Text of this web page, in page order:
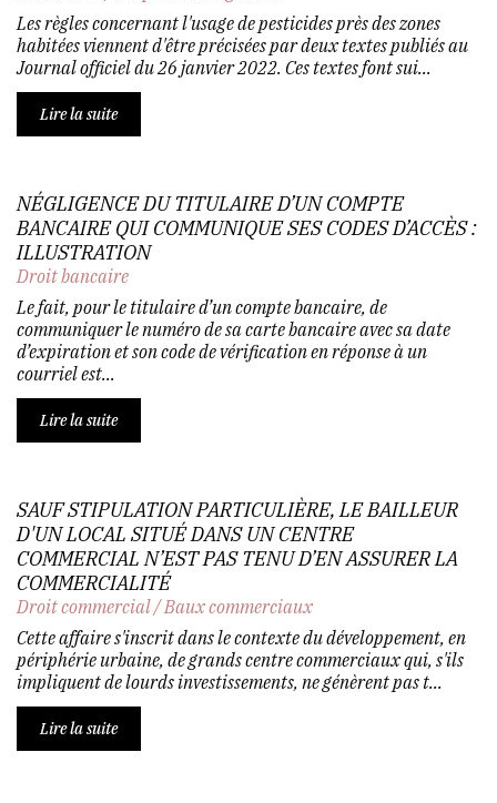
Les règles concernant l'usage de pesticides près des zones
habitées viennent d'être précisées par deux textes publiés au
Journal officiel du 26 janvier 2022. Ces textes font sui...
Lire la suite
NÉGLIGENCE DU TITULAIRE D’UN COMPTE
BANCAIRE QUI COMMUNIQUE SES CODES D’ACCÈS :
ILLUSTRATION
Droit bancaire
Le fait, pour le titulaire d’un compte bancaire, de
communiquer le numéro de sa carte bancaire avec sa date
d’expiration et son code de vérification en réponse à un
courriel est...
Lire la suite
SAUF STIPULATION PARTICULIÈRE, LE BAILLEUR
D'UN LOCAL SITUÉ DANS UN CENTRE
COMMERCIAL N’EST PAS TENU D’EN ASSURER LA
COMMERCIALITÉ
Droit commercial/Baux commerciaux
Cette affaire s'inscrit dans le contexte du développement, en
périphérie urbaine, de grands centre commerciaux qui, s'ils
impliquent de lourds investissements, ne génèrent pas t...
Lire la suite